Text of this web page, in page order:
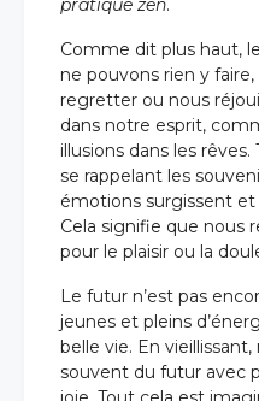
pratique zen.
Comme dit plus haut,
ne pouvons rien y
regretter ou nous
dans notre esprit,
illusions dans les
se rappelant les
émotions surgissent
Cela signifie que nous
pour le plaisir ou la
Le futur n’est pas
jeunes et pleins
belle vie. En
souvent du futur avec